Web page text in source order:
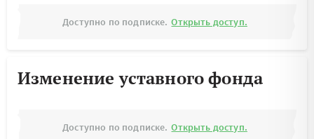
Доступно по подписке. Открыть доступ.
Изменение уставного фонда
Доступно по подписке. Открыть доступ.